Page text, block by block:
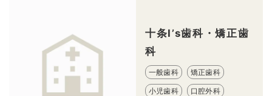
十条I’s歯科・矯正歯
科
一般歯科 矯正歯科
小児歯科 口腔外科